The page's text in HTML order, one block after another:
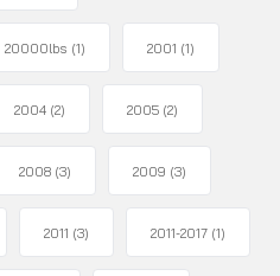
20000lbs (1) 2001 (1)
2004 (2) 2005 (2)
2008 (3) 2009 (3)
2011 (3) 2011-2017 (1)